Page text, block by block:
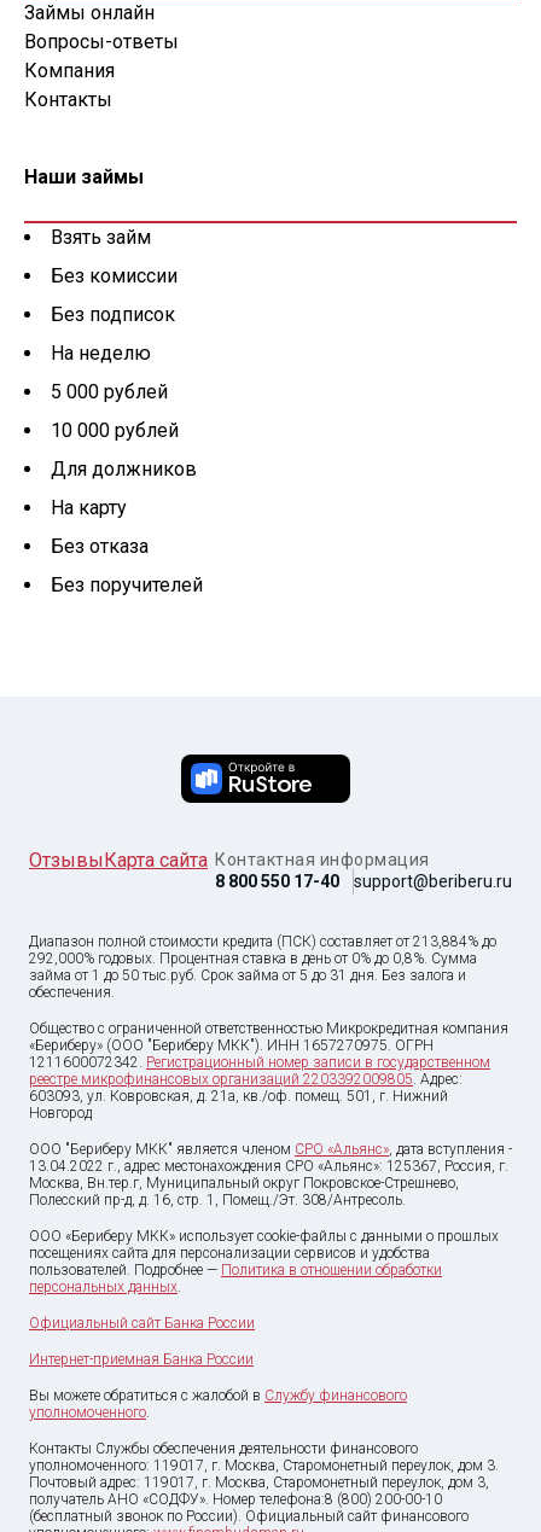
Займы онлайн
Вопросы-ответы
Компания
Контакты
Наши займы
Взять займ
Без комиссии
Без подписок
На неделю
5 000 рублей
10 000 рублей
Для должников
На карту
Без отказа
Без поручителей
ОтзывыКарта сайта Контактная информация
8 800 550 17-40
support@beriberu.ru
Диапазон полной стоимости кредита (ПСК) составляет от 213,884% до
292,000% годовых. Процентная ставка в день от 0% до 0,8%. Сумма
займа от1 до 50 тыс.руб. Срок займа от 5 до 31 дня. Без залога и
обеспечения.
Общество с ограниченной ответственностью Микрокредитная компания
«Бериберу» (ООО "Бериберу МКК"). ИНН 1657270975. ОГРН
1211600072342. Регистрационный номер записи в государственном
реестре микрофинансовых организаций 2203392009805. Адрес:
603093, ул. Ковровская, д. 21а, кв./оф. помещ. 501, г. Нижний
Новгород
ООО "Бериберу МКК" является членом СРО «Альянс», дата вступления -
13.04.2022 г., адрес местонахождения СРО «Альянс»: 125367, Россия, г.
Москва, Вн.тер.г, Муниципальный округ Покровское-Стрешнево,
Полесский пр-д, д. 16, стр. 1, Помещ./Эт. 308/Антресоль.
ООО «Бериберу МКК» использует cookie-файлы с данными о прошлых
посещениях сайта для персонализации сервисов и удобства
пользователей. Подробнее — Политика в отношении обработки
персональных данных.
Официальный сайт Банка России
Интернет-приемная Банка России
Вы можете обратиться с жалобой в Службу финансового
уполномоченного.
Контакты Службы обеспечения деятельности финансового
уполномоченного: 119017, г. Москва, Старомонетный переулок, дом 3.
Почтовый адрес: 119017, г. Москва, Старомонетный переулок, дом 3,
получатель АНО «СОДФУ». Номер телефона:8 (800) 200-00-10
(бесплатный звонок по России). Официальный сайт финансового